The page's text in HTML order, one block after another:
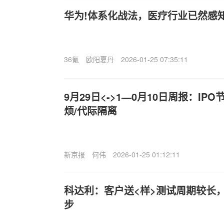
华为!体系化战法，医疗行业已然感
36氪 欧阳夏丹 2026-01-25 07:35:11
9月29日<->1—0月10日周报：IPO
烦/代际隔离
新京报 何伟 2026-01-25 01:12:11
科达利：客户送<样>测试周期较长
步